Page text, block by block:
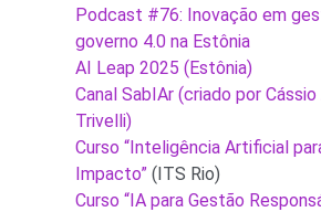
⁠Podcast #76: Inovação em
governo 4.0 na Estônia⁠
⁠AI Leap 2025 (Estônia)⁠
⁠Canal SabIAr (criado por
Trivelli)⁠
⁠Curso “Inteligência Artificial
Impacto”⁠ (ITS Rio)
⁠Curso “IA para Gestão